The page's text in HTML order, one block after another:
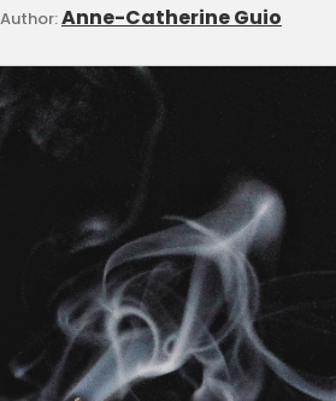
Author:Anne-Catherine Guio